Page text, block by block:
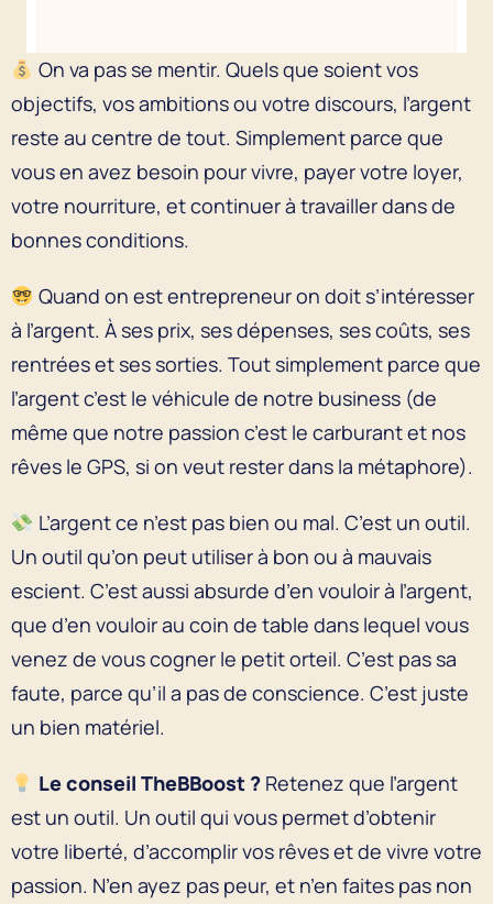
On va pas se mentir. Quels que soient vos
objectifs, vos ambitions ou votre discours, l’argent
reste au centre de tout. Simplement parce que
vous en avez besoin pour vivre, payer votre loyer,
votre nourriture, et continuer à travailler dans de
bonnes conditions.
Quand on est entrepreneur on doit s’intéresser
à l’argent. À ses prix, ses dépenses, ses coûts, ses
rentrées et ses sorties. Tout simplement parce que
l’argent c’est le véhicule de notre business (de
même que notre passion c’est le carburant et nos
rêves le GPS, si on veut rester dans la métaphore).
L’argent ce n’est pas bien ou mal. C’est un outil.
Un outil qu’on peut utiliser à bon ou à mauvais
escient. C’est aussi absurde d’en vouloir à l’argent,
que d’en vouloir au coin de table dans lequel vous
venez de vous cogner le petit orteil. C’est pas sa
faute, parce qu’il a pas de conscience. C’est juste
un bien matériel.
Le conseil TheBBoost ?Retenez que l’argent
est un outil. Un outil qui vous permet d’obtenir
votre liberté, d’accomplir vos rêves et de vivre votre
passion. N’en ayez pas peur, et n’en faites pas non